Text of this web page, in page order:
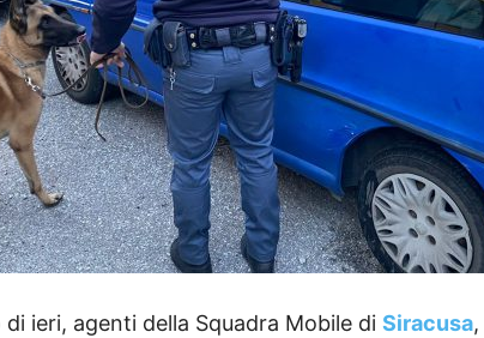
ieri, agenti della Squadra Mobile di Siracusa